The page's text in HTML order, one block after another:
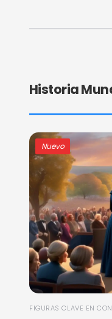
Historia
Nuevo
FIGURAS CLAVE EN